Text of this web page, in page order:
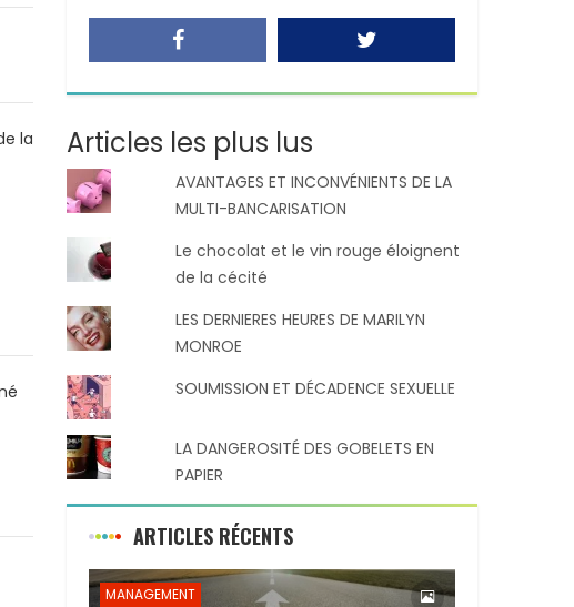
la
Articles les plus lus
AVANTAGES ET INCONVÉNIENTS DE LA
MULTI-BANCARISATION
Le chocolat et le vin rouge éloignent
de la cécité
LES DERNIERES HEURES DE MARILYN
MONROE
SOUMISSION ET DÉCADENCE SEXUELLE
LA DANGEROSITÉ DES GOBELETS EN
PAPIER
ARTICLES RÉCENTS
MANAGEMENT